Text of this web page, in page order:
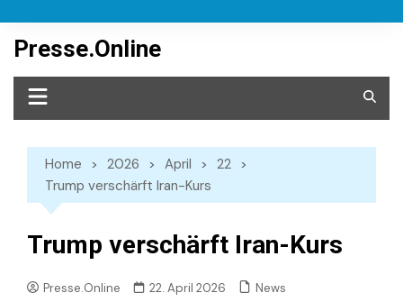
content
Presse.Online
Home 2026 April
22
Trump verschärft Iran-Kurs
Trump verschärft Iran-Kurs
Presse.Online 22. April 2026 News